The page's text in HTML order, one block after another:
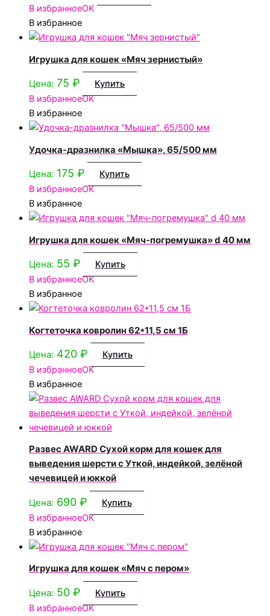
В избранноеOK
В избранное
Игрушка для кошек «Мяч зернистый»
Цена: 75 ₽
Купить
В избранноеOK
В избранное
Удочка-дразнилка «Мышка», 65/500 мм
Цена: 175 ₽
Купить
В избранноеOK
В избранное
Игрушка для кошек «Мяч-погремушка» d 40 мм
Цена: 55 ₽
Купить
В избранноеOK
В избранное
Когтеточка ковролин 62*11,5 см 1Б
Цена: 420 ₽
Купить
В избранноеOK
В избранное
Развес AWARD Сухой корм для кошек для
выведения шерсти с Уткой, индейкой, зелёной
чечевицей и юккой
Цена: 690 ₽
Купить
В избранноеOK
В избранное
Игрушка для кошек «Мяч с пером»
Цена: 50 ₽
Купить
В избранноеOK